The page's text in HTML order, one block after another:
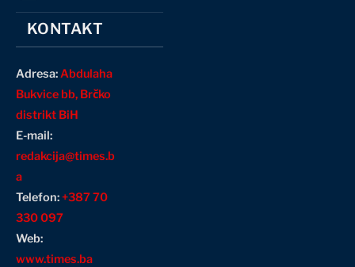
KONTAKT
Adresa:Abdulaha
Bukvice bb, Brčko
distrikt BiH
E-mail:
redakcija@times.b
a
Telefon:+387 70
330 097
Web:
www.times.ba